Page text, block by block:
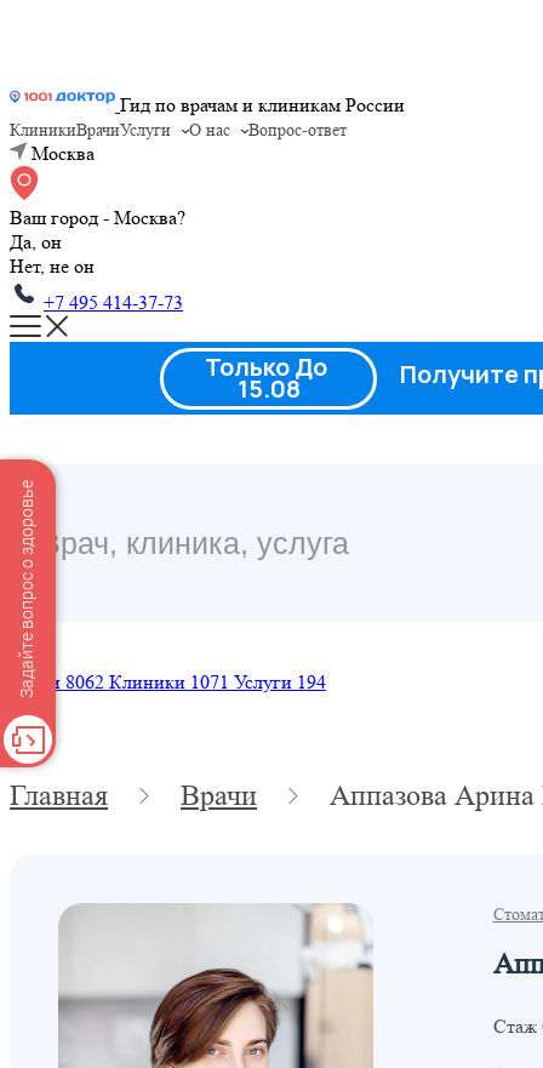
Гид по врачам и клиникам России
КлиникиВрачиУслуги О нас Вопрос-ответ
Москва
Ваш город - Москва?
Да, он
Нет, не он
+7 495 414-37-73
Врачи 8062 Клиники 1071 Услуги 194
Главная Врачи Аппазова
Стаж
Только До
15.08 Получите
Задайте вопрос о здоровье